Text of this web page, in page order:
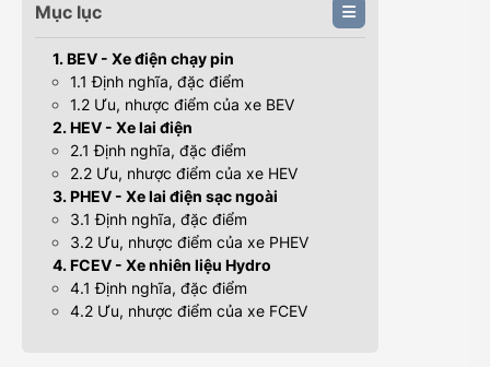
Mục lục
1. BEV - Xe điện chạy pin
1.1 Định nghĩa, đặc điểm
1.2 Ưu, nhược điểm của xe BEV
2. HEV - Xe lai điện
2.1 Định nghĩa, đặc điểm
2.2 Ưu, nhược điểm của xe HEV
3. PHEV - Xe lai điện sạc ngoài
3.1 Định nghĩa, đặc điểm
3.2 Ưu, nhược điểm của xe PHEV
4. FCEV - Xe nhiên liệu Hydro
4.1 Định nghĩa, đặc điểm
4.2 Ưu, nhược điểm của xe FCEV